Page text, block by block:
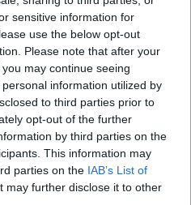
sensitive information for
use the below opt-out
Please note that after your
may continue seeing
information utilized by
to third parties prior to
opt-out of the further
by third parties on the
This information may
parties on the IAB’s List of
may further disclose it to other
S
h
a
re
precedente
articolo